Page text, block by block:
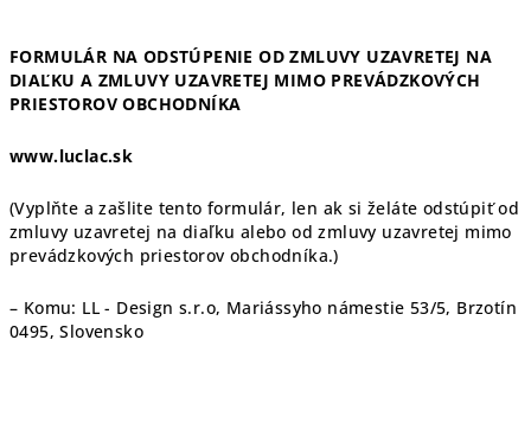
FORMULÁR NA ODSTÚPENIE OD ZMLUVY UZAVRETEJ NA
DIAĽKU A ZMLUVY UZAVRETEJ MIMO PREVÁDZKOVÝCH
PRIESTOROV OBCHODNÍKA
www.luclac.sk
(Vyplňte a zašlite tento formulár, len ak si želáte odstúpiť od
zmluvy uzavretej na diaľku alebo od zmluvy uzavretej mimo
prevádzkových priestorov obchodníka.)
– Komu: LL - Design s.r.o, Mariássyho námestie 53/5, Brzotín
0495, Slovensko